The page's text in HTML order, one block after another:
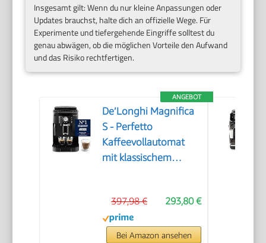
Insgesamt gilt: Wenn du nur kleine Anpassungen oder
Updates brauchst, halte dich an offizielle Wege. Für
Experimente und tiefergehende Eingriffe solltest du
genau abwägen, ob die möglichen Vorteile den Aufwand
und das Risiko rechtfertigen.
ANGEBOT
De’Longhi Magnifica
S - Perfetto
Kaffeevollautomat
mit klassischem
Cappuccino
Kaffeemaschine,
Bedienfeld mit
293,80 €
397,98 €
Bei Amazon ansehen